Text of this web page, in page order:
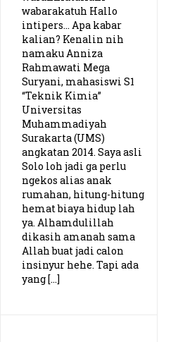
PKN UPI
Planologi ITN
Kebidanan
Pendidikan Bahasa
Pendidikan Biologi UIN
Pend. Ekonomi
Sistem Informasi Telkom
Pendidikan Bahasa dan Sastra
wabarakatuh Hallo
intipers… Apa kabar
kalian? Kenalin nih
namaku Anniza
Rahmawati Mega
Suryani, mahasiswi S1
“Teknik Kimia”
Universitas
Muhammadiyah
Surakarta (UMS)
angkatan 2014. Saya asli
Solo loh jadi ga perlu
ngekos alias anak
rumahan, hitung-hitung
hemat biaya hidup lah
ya. Alhamdulillah
dikasih amanah sama
Allah buat jadi calon
insinyur hehe. Tapi ada
yang […]